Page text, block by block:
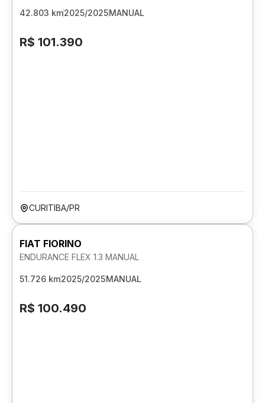
42.803 km2025/2025MANUAL
R$ 101.390
CURITIBA/PR
FIAT FIORINO
ENDURANCE FLEX 1.3 MANUAL
51.726 km2025/2025MANUAL
R$ 100.490